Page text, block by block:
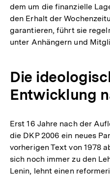
dem um die finanzielle
den Erhalt der
garantieren, führt sie
unter Anhängern und
Die
Entwicklung
Erst 16 Jahre nach der
die DKP 2006 ein neues
vorherigen Text von 1978
sich noch immer zu den
Lenin, lehnt einen